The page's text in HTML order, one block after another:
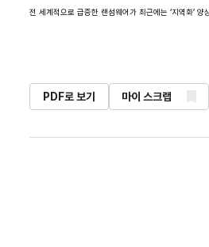
전 세계적으로 급증한 랜섬웨어가 최근에는 ‘지역화’
PDF로 보기 마이 스크랩